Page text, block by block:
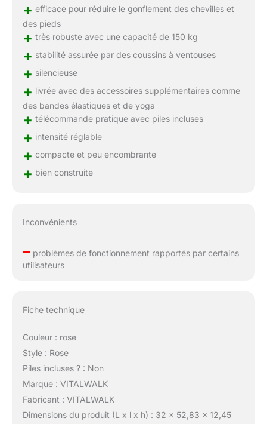
+ efficace pour réduire le gonflement des chevilles et
des pieds
+ très robuste avec une capacité de 150 kg
+ stabilité assurée par des coussins à ventouses
+ silencieuse
+ livrée avec des accessoires supplémentaires comme
des bandes élastiques et de yoga
+ télécommande pratique avec piles incluses
+ intensité réglable
+ compacte et peu encombrante
+ bien construite
Inconvénients
–problèmes de fonctionnement rapportés par certains
utilisateurs
Fiche technique
Couleur : rose
Style : Rose
Piles incluses ? : Non
Marque : VITALWALK
Fabricant : VITALWALK
Dimensions du produit (L x l x h) : 32 x 52,83 x 12,45